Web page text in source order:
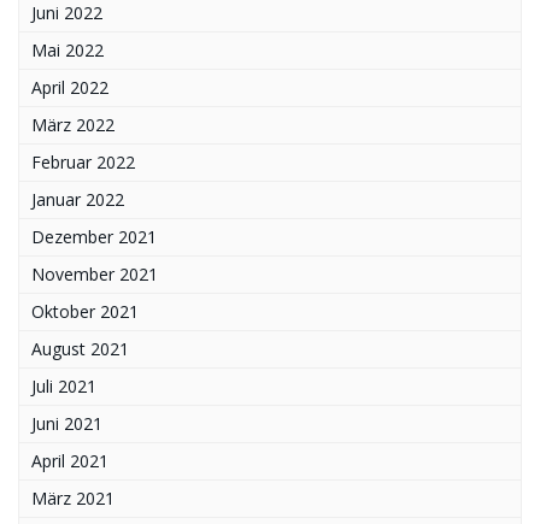
Juni 2022
Mai 2022
April 2022
März 2022
Februar 2022
Januar 2022
Dezember 2021
November 2021
Oktober 2021
August 2021
Juli 2021
Juni 2021
April 2021
März 2021